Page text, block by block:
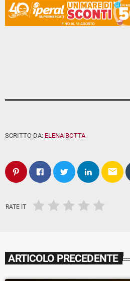
SCRITTO DA: ELENA BOTTA
email
RATE IT
ARTICOLO PRECEDENTE